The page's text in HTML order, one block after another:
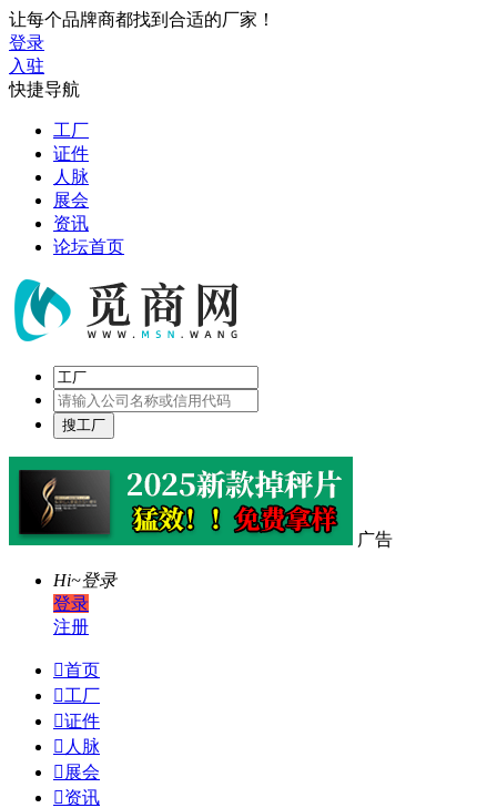
让每个品牌商都找到合适的厂家！
登录
入驻
快捷导航
工厂
证件
人脉
展会
资讯
论坛首页
广告
Hi~登录
登录
注册
首页
工厂
证件
 人脉
 展会
资讯